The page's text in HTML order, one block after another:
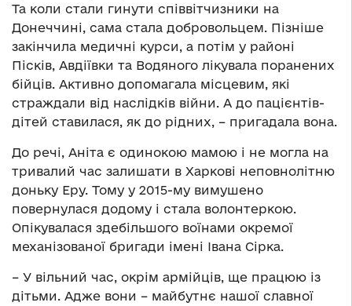
Та коли стали гинути співвітчизники на
Донеччині, сама стала добровольцем. Пізніше
закінчила медичні курси, а потім у районі
Пісків, Авдіївки та Водяного лікувала поранених
бійців. Активно допомагала місцевим, які
страждали від наслідків війни. А до пацієнтів-
дітей ставилася, як до рідних, – пригадала вона.
До речі, Аніта є одинокою мамою і не могла на
тривалий час залишати в Харкові неповнолітню
доньку Еру. Тому у 2015-му вимушено
повернулася додому і стала волонтеркою.
Опікувалася здебільшого воїнами окремої
механізованої бригади імені Івана Сірка.
– У вільний час, окрім армійців, ще працюю із
дітьми. Адже вони – майбутнє нашої славної